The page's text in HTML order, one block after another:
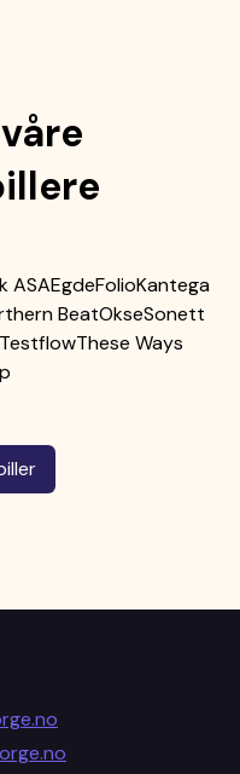
ASAEgdeFolioKantega
BeatOkseSonett
TestflowThese Ways